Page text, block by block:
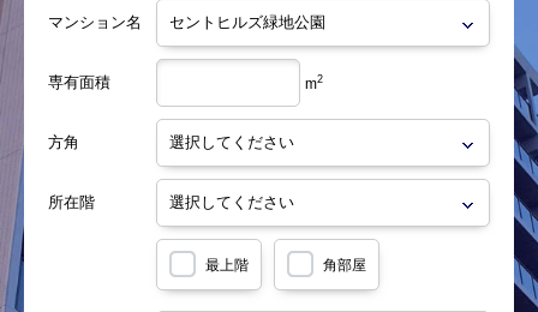
マンション名
専有面積 m2
方角
所在階
最上階 角部屋